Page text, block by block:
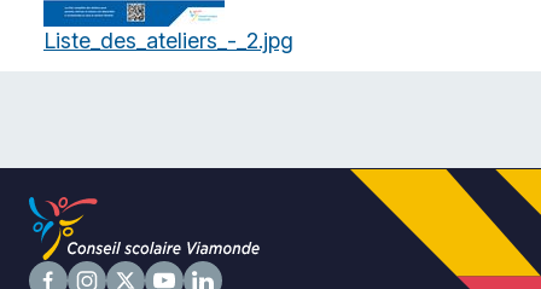
Liste_des_ateliers_-_2.jpg